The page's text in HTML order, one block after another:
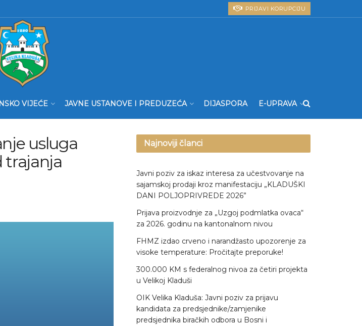
PRIJAVI KORUPCIJU
VIJEĆE JAVNE USTANOVE I PREDUZEĆA DIJASPORA E-UPRAVA
usluga
trajanja
Najnoviji članci
Javni poziv za iskaz interesa za učestvovanje na
sajamskoj prodaji kroz manifestaciju „KLADUŠKI
DANI POLJOPRIVREDE 2026”
Prijava proizvodnje za „Uzgoj podmlatka ovaca“
za 2026. godinu na kantonalnom nivou
FHMZ izdao crveno i narandžasto upozorenje za
visoke temperature: Pročitajte preporuke!
300.000 KM s federalnog nivoa za četiri projekta
u Velikoj Kladuši
OIK Velika Kladuša: Javni poziv za prijavu
kandidata za predsjednike/zamjenike
predsjednika biračkih odbora u Bosni i